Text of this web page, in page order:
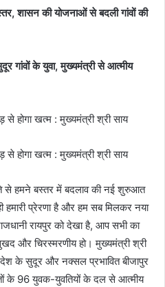
शासन की योजनाओं से बदली गांवों की
गांवों के युवा, मुख्यमंत्री से आत्मीय
से हमने बस्तर में बदलाव की नई शुरुआत
प्रेरणा है और हम सब मिलकर नया
रायपुर को देखा है, आप सभी का
और चिरस्मरणीय हो। मुख्यमंत्री श्री
के सुदूर और नक्सल प्रभावित बीजापुर
के 96 युवक-युवतियों के दल से आत्मीय